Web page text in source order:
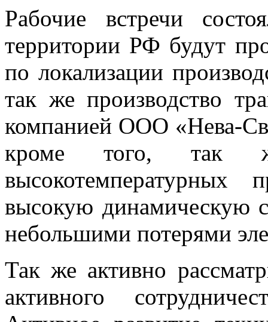
Рабочие встречи
территории РФ будут
по локализации
так же производство
компанией ООО «Нева-
кроме того, так
высокотемпературных
высокую динамическую
небольшими потерями
Так же активно
активного